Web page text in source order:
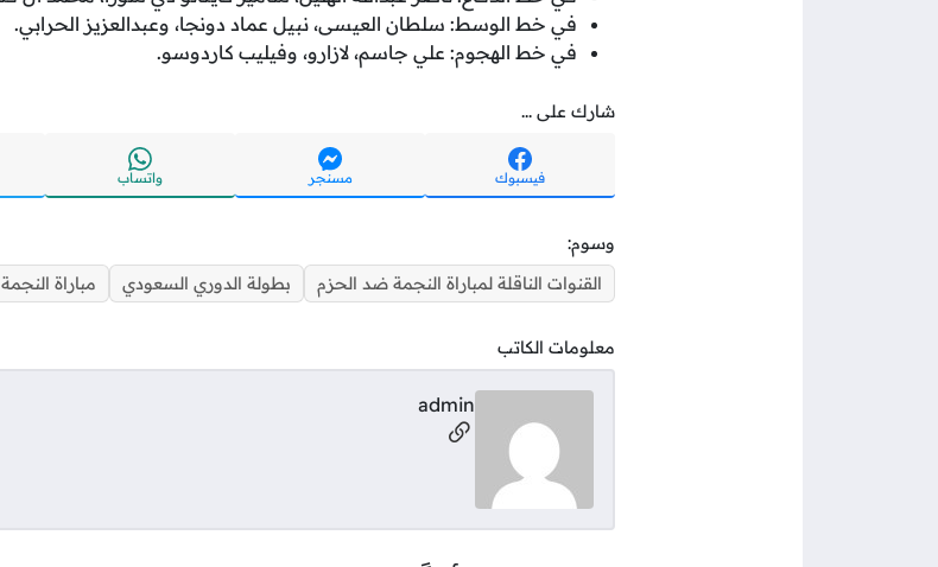
في خط الوسط: سلطان العيسى، نبيل عماد دونجا، وعبدالعزيز الحرابي.
في خط الهجوم: علي جاسم، لازارو، وفيليب كاردوسو.
شارك على ...
فيسبوك مسنجر واتساب
وسوم:
القنوات الناقلة لمباراة النجمة ضد الحزم
بطولة الدوري السعودي مباراة
معلومات الكاتب
admin
مواقع التواصل